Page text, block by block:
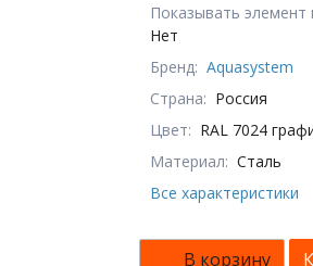
Показывать элемент
Нет
Бренд: Aquasystem
Страна: Россия
Цвет: RAL 7024
Материал: Сталь
Все характеристики
В корзину